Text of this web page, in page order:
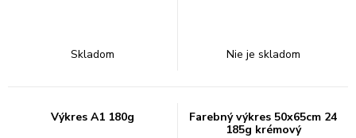
Skladom Nie je skladom
Výkres A1 180g
Farebný výkres 50x65cm 24
185g krémový